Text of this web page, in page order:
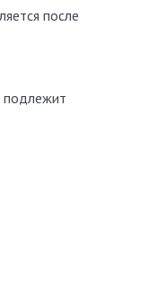
после
подлежит